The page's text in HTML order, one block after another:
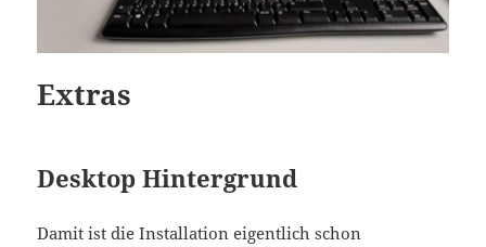
Extras
Desktop Hintergrund
Damit ist die Installation eigentlich schon